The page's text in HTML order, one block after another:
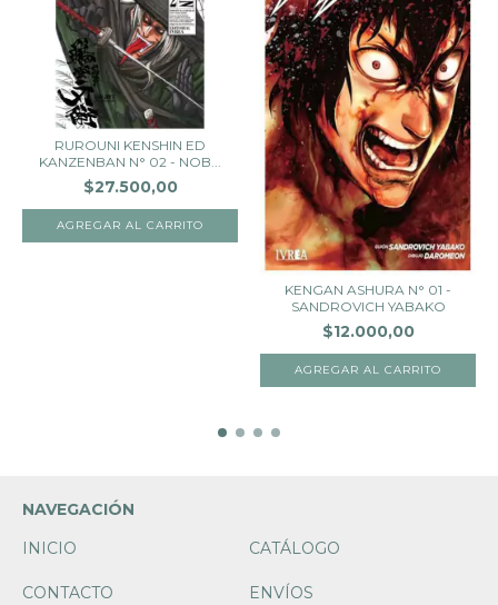
RUROUNI KENSHIN ED
KANZENBAN N° 02 - NOB...
$27.500,00
KENGAN ASHURA N° 01 -
SANDROVICH YABAKO
$12.000,00
NAVEGACIÓN
INICIO
CATÁLOGO
CONTACTO ENVÍOS